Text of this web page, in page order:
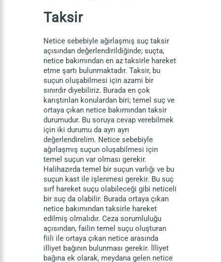
Taksir
Netice sebebiyle ağırlaşmış suç taksir
açısından değerlendirildiğinde; suçta,
netice bakımından en az taksirle hareket
etme şartı bulunmaktadır. Taksir, bu
suçun oluşabilmesi için azami bir
sınırdır diyebiliriz. Burada en çok
karıştırılan konulardan biri; temel suç ve
ortaya çıkan netice bakımından taksir
durumudur. Bu soruya cevap verebilmek
için iki durumu da ayrı ayrı
değerlendirelim. Netice sebebiyle
ağırlaşmış suçun oluşabilmesi için
temel suçun var olması gerekir.
Halihazırda temel bir suçun varlığı ve bu
suçun kast ile işlenmesi gerekir. Bu suç
sırf hareket suçu olabileceği gibi neticeli
bir suç da olabilir. Burada ortaya çıkan
netice bakımından taksirle hareket
edilmiş olmalıdır. Ceza sorumluluğu
açısından, failin temel suçu oluşturan
fiili ile ortaya çıkan netice arasında
illiyet bağının bulunması gerekir. İlliyet
bağına ek olarak, meydana gelen netice